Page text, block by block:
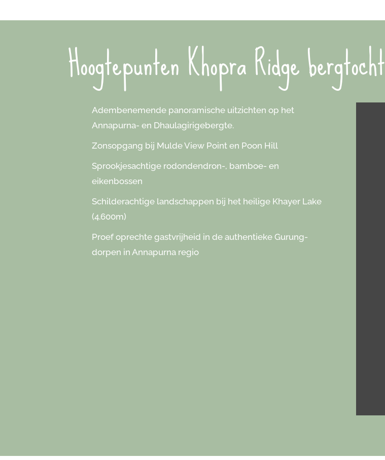
Hoogtepunten Khopra Ridge bergtocht
Adembenemende panoramische uitzichten op het
Annapurna- en Dhaulagirigebergte.
Zonsopgang bij Mulde View Point en Poon Hill
Sprookjesachtige rodondendron-, bamboe- en
eikenbossen
Schilderachtige landschappen bij het heilige Khayer Lake
(4.600m)
Proef oprechte gastvrijheid in de authentieke Gurung-
dorpen in Annapurna regio